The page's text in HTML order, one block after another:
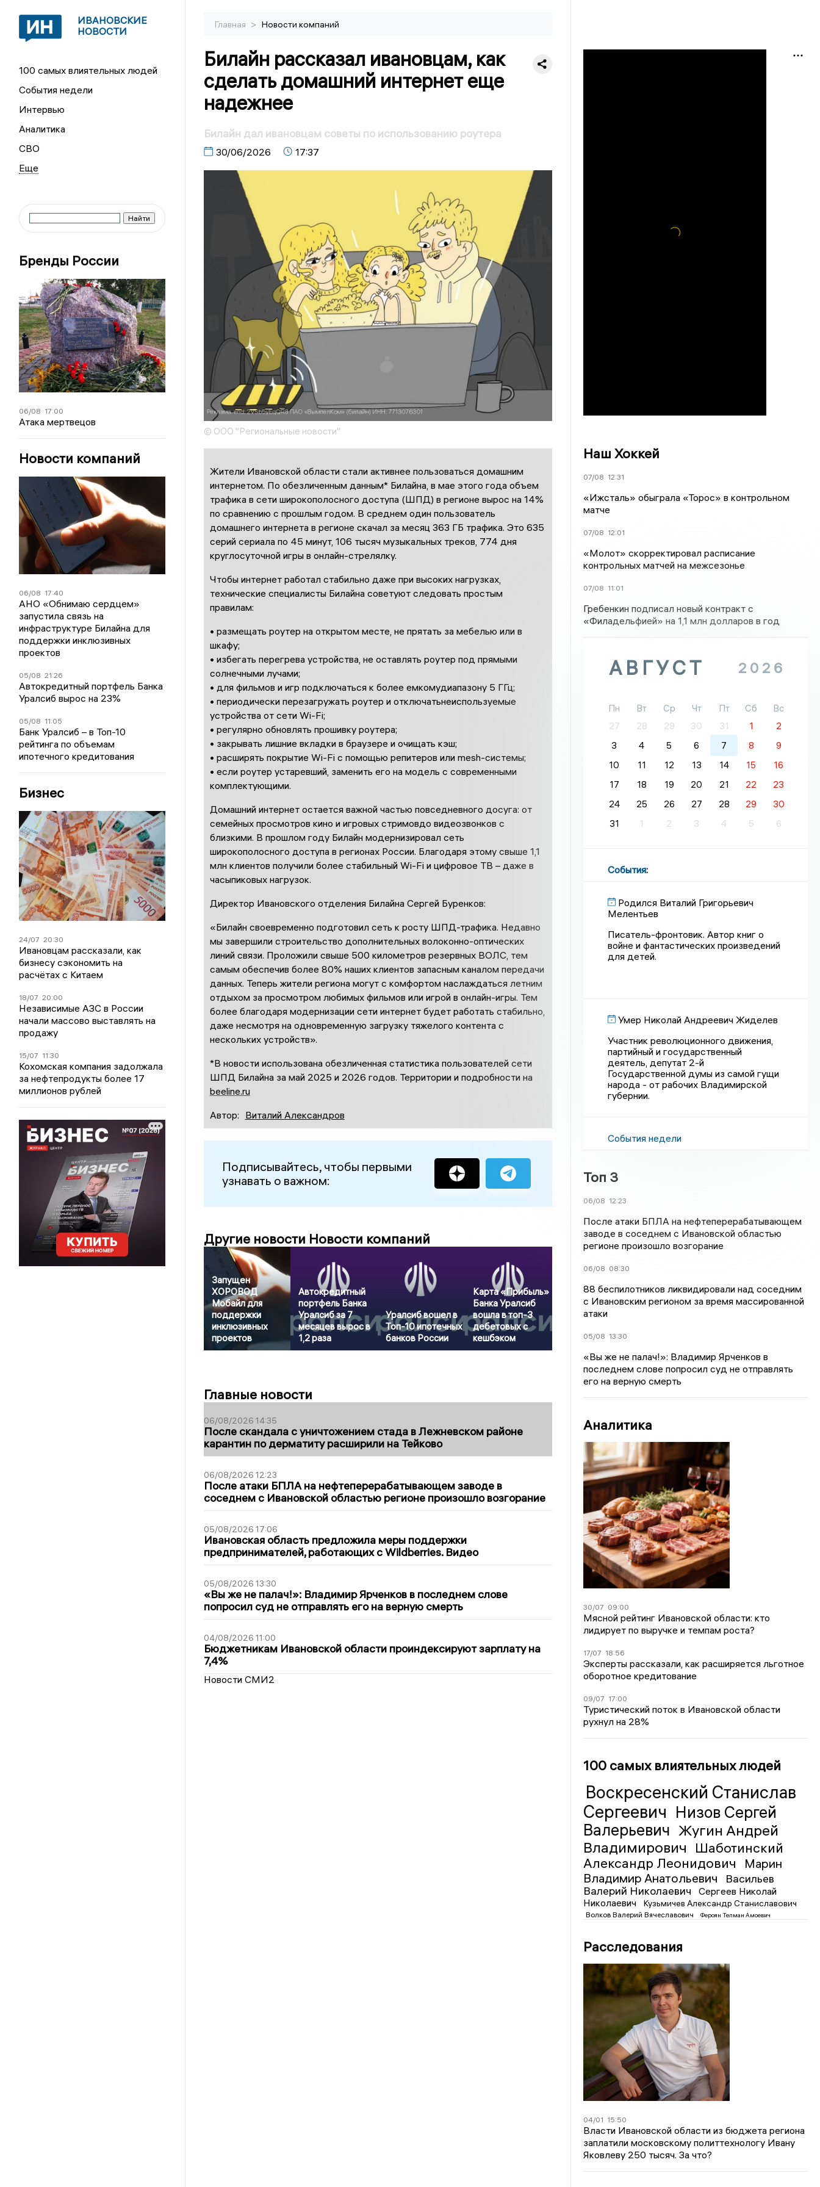
ИВАНОВСКИЕ
НОВОСТИ
100 самых влиятельных людей
События недели
Интервью
Аналитика
СВО
Бренды России
06/08 17:00
Атака мертвецов
Новости компаний
06/08 17:40
АНО «Обнимаю сердцем»
запустила связь на
инфраструктуре Билайна для
поддержки инклюзивных
проектов
05/08 21:26
Автокредитный портфель Банка
Уралсиб вырос на 23%
05/08 11:05
Банк Уралсиб – в Топ-10
рейтинга по объемам
ипотечного кредитования
Бизнес
24/07 20:30
Ивановцам рассказали, как
бизнесу сэкономить на
расчётах с Китаем
18/07 20:00
Независимые АЗС в России
начали массово выставлять на
продажу
15/07 11:30
Кохомская компания задолжала
за нефтепродукты более 17
миллионов рублей
Главная > Новости компаний
Билайн рассказал ивановцам, как
сделать домашний интернет еще
надежнее
Билайн дал ивановцам советы по использованию роутера
30/06/2026 17:37
© ООО "Региональные новости"
Жители Ивановской областистали активнее пользоваться домашним
интернетом. По обезличенным данным* Билайна, в мае этого года объем
трафика в сети широкополосного доступа (ШПД) в регионе вырос на 14%
по сравнению с прошлым годом. В среднем один пользователь
домашнего интернета в регионе скачал за месяц 363 ГБ трафика. Это 635
серий сериала по 45 минут, 106 тысяч музыкальных треков, 774 дня
круглосуточной игры в онлайн-стрелялку.
Чтобы интернет работал стабильно даже при высоких нагрузках,
технические специалистыБилайнасоветуют следовать простым
правилам:
• размещать роутер на открытом месте, не прятать за мебелью или в
шкафу;
• избегать перегреваустройства, не оставлять роутер под прямыми
солнечными лучами;
• для фильмов и игр подключатьсяк более емкомудиапазону 5 ГГц;
• периодически перезагружать роутер и отключатьнеиспользуемые
устройстваот сети Wi-Fi;
• регулярно обновлять прошивку роутера;
• закрывать лишние вкладки в браузере и очищать кэш;
• расширять покрытие Wi-Fiс помощью репитеров или mesh-системы;
• если роутер устаревший, заменить его на модель с современными
комплектующими.
Домашний интернет остается важной частью повседневного досуга: от
семейных просмотров кино и игровых стримовдо видеозвонков с
близкими. В прошлом году Билайн модернизировал сеть
широкополосного доступа в регионах России. Благодаря этому свыше 1,1
млн клиентов получили более стабильный Wi-Fiи цифровое ТВ – даже в
часыпиковых нагрузок.
Директор Ивановского отделения Билайна Сергей Буренков:
«Билайн своевременно подготовил сеть к росту ШПД-трафика. Недавно
мы завершили строительство дополнительных волоконно-оптических
линий связи. Проложили свыше 500 километров резервных ВОЛС, тем
самым обеспечив более 80% наших клиентов запасным каналом передачи
данных. Теперь жители региона могут с комфортом наслаждаться летним
отдыхом за просмотром любимых фильмов или игрой в онлайн-игры. Тем
более благодаря модернизации сети интернет будет работать стабильно,
даже несмотря на одновременную загрузку тяжелого контента с
нескольких устройств».
*В новости использована обезличенная статистика пользователей сети
ШПД Билайназа май 2025 и 2026 годов. Территории и подробности на
beeline.ru
Автор: Виталий Александров
Подписывайтесь, чтобы первыми
узнавать о важном:
Другие новости Новости компаний
Запущен
ХОРОВОД
Мобайл для
поддержки
инклюзивных
проектов
Автокредитный
портфель Банка
Уралсиб за 7
месяцев вырос в
1,2 раза
Уралсиб вошел в
Топ-10 ипотечных
банков России
Карта «Прибыль»
Банка Уралсиб
вошла в топ-3
дебетовых с
кешбэком
Главные новости
06/08/2026 14:35
После скандала с уничтожением стада в Лежневском районе
карантин по дерматиту расширили на Тейково
06/08/2026 12:23
После атаки БПЛА на нефтеперерабатывающем заводе в
соседнем с Ивановской областью регионе произошло возгорание
05/08/2026 17:06
Ивановская область предложила меры поддержки
предпринимателей, работающих с Wildberries. Видео
05/08/2026 13:30
«Вы же не палач!»: Владимир Ярченков в последнем слове
попросил суд не отправлять его на верную смерть
04/08/2026 11:00
Бюджетникам Ивановской области проиндексируют зарплату на
7,4%
Новости СМИ2
Наш Хоккей
07/08 12:31
«Ижсталь» обыграла «Торос» в контрольном
матче
07/08 12:01
«Молот» скорректировал расписание
контрольных матчей на межсезонье
07/08 11:01
Гребенкин подписал новый контракт с
«Филадельфией» на 1,1 млн долларов в год
АВГУСТ 2026
Пн Вт Ср Чт Пт Сб
Вс
27
28 29 30 31 1
2
3
4 5 6 7 8
9
10
11 12 13 14 15
16
17
18 19 20 21 22
23
24
25 26 27 28 29
30
31
1 2 3 4 5 6
События:
Родился Виталий Григорьевич
Мелентьев
Писатель-фронтовик. Автор книг о
войне и фантастических произведений
для детей.
Умер Николай Андреевич Жиделев
Участник революционного движения,
партийный и государственный
деятель, депутат 2-й
Государственной думы из самой гущи
народа - от рабочих Владимирской
губернии.
События недели
Топ 3
06/08 12:23
После атаки БПЛА на нефтеперерабатывающем
заводе в соседнем с Ивановской областью
регионе произошло возгорание
06/08 08:30
88 беспилотников ликвидировали над соседним
с Ивановским регионом за время массированной
атаки
05/08 13:30
«Вы же не палач!»: Владимир Ярченков в
последнем слове попросил суд не отправлять
его на верную смерть
Аналитика
30/07 09:00
Мясной рейтинг Ивановской области: кто
лидирует по выручке и темпам роста?
17/07 18:56
Эксперты рассказали, как расширяется льготное
оборотное кредитование
09/07 17:00
Туристический поток в Ивановской области
рухнул на 28%
100 самых влиятельных людей
Воскресенский Станислав
Сергеевич Низов Сергей
Валерьевич Жугин Андрей
Владимирович
Шаботинский
Александр Леонидович
Марин
Владимир Анатольевич
Васильев
Валерий Николаевич
Сергеев Николай
Николаевич
Кузьмичев Александр Станиславович
Волков Валерий Вячеславович Фероян Телман Амоевич
Расследования
04/01 15:50
Власти Ивановской области из бюджета региона
заплатили московскому политтехнологу Ивану
Яковлеву 250 тысяч. За что?